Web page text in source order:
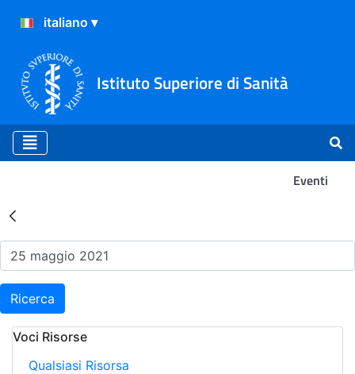
Istituto Superiore di Sanità
Eventi
Risultati della Ricerca -
Ricerca
Voci Risorse
Qualsiasi Risorsa